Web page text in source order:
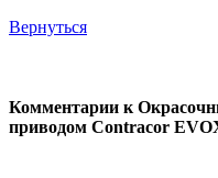
Вернуться
Комментарии к
приводом Contracor